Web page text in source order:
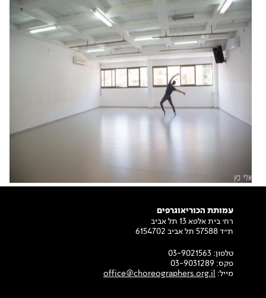
עמותת הכוריאוגרפים
רח׳ בית אלפא 13 תל אביב
ת״ד 57588 תל אביב 6154702
טלפון: 03-9021563
פקס: 03-9031289
מייל: office@choreographers.org.il